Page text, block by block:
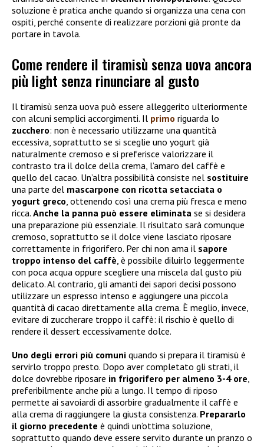
soluzione è pratica anche quando si organizza una cena con
ospiti, perché consente di realizzare porzioni già pronte da
portare in tavola.
Come rendere il tiramisù senza uova ancora
più light senza rinunciare al gusto
Il tiramisù senza uova può essere alleggerito ulteriormente
con alcuni semplici accorgimenti. Il primo riguarda lo
zucchero: non è necessario utilizzarne una quantità
eccessiva, soprattutto se si sceglie uno yogurt già
naturalmente cremoso e si preferisce valorizzare il
contrasto tra il dolce della crema, l’amaro del caffè e
quello del cacao. Un’altra possibilità consiste nel sostituire
una parte del mascarpone con ricotta setacciata o
yogurt greco , ottenendo così una crema più fresca e meno
ricca. Anche la panna può essere eliminata se si desidera
una preparazione più essenziale. Il risultato sarà comunque
cremoso, soprattutto se il dolce viene lasciato riposare
correttamente in frigorifero. Per chi non ama il sapore
troppo intenso del caffè , è possibile diluirlo leggermente
con poca acqua oppure scegliere una miscela dal gusto più
delicato. Al contrario, gli amanti dei sapori decisi possono
utilizzare un espresso intenso e aggiungere una piccola
quantità di cacao direttamente alla crema. È meglio, invece,
evitare di zuccherare troppo il caffè: il rischio è quello di
rendere il dessert eccessivamente dolce.
Uno degli errori più comuni quando si prepara il tiramisù è
servirlo troppo presto. Dopo aver completato gli strati, il
dolce dovrebbe riposare in frigorifero per almeno 3-4 ore
preferibilmente anche più a lungo. Il tempo di riposo
permette ai savoiardi di assorbire gradualmente il caffè e
alla crema di raggiungere la giusta consistenza. Prepararlo
il giorno precedente è quindi un’ottima soluzione,
soprattutto quando deve essere servito durante un pranzo o